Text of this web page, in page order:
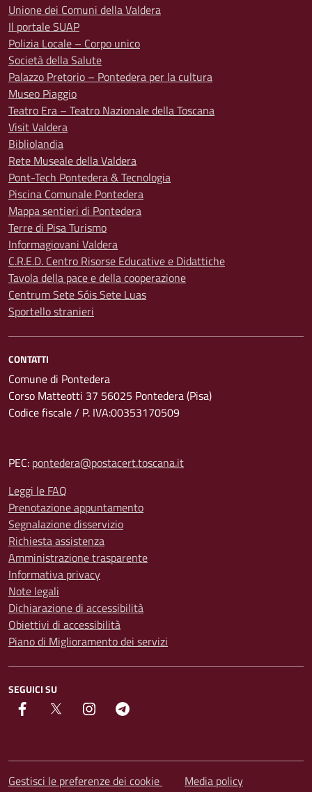
Unione dei Comuni della Valdera
Il portale SUAP
Polizia Locale – Corpo unico
Società della Salute
Palazzo Pretorio – Pontedera per la cultura
Museo Piaggio
Teatro Era – Teatro Nazionale della Toscana
Visit Valdera
Bibliolandia
Rete Museale della Valdera
Pont-Tech Pontedera & Tecnologia
Piscina Comunale Pontedera
Mappa sentieri di Pontedera
Terre di Pisa Turismo
Informagiovani Valdera
C.R.E.D. Centro Risorse Educative e Didattiche
Tavola della pace e della cooperazione
Centrum Sete Sóis Sete Luas
Sportello stranieri
CONTATTI
Comune di Pontedera
Corso Matteotti 37 56025 Pontedera (Pisa)
Codice fiscale / P. IVA:00353170509
PEC: pontedera@postacert.toscana.it
Leggi le FAQ
Prenotazione appuntamento
Segnalazione disservizio
Richiesta assistenza
Amministrazione trasparente
Informativa privacy
Note legali
Dichiarazione di accessibilità
Obiettivi di accessibilità
Piano di Miglioramento dei servizi
SEGUICI SU
facebook Twitter instagram
Gestisci le preferenze dei cookie Media policy